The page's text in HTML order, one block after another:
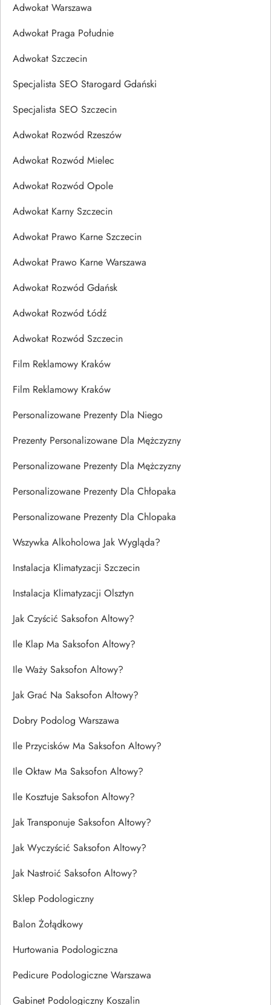
Adwokat Warszawa
Adwokat Praga Południe
Adwokat Szczecin
Specjalista SEO Starogard Gdański
Specjalista SEO Szczecin
Adwokat Rozwód Rzeszów
Adwokat Rozwód Mielec
Adwokat Rozwód Opole
Adwokat Karny Szczecin
Adwokat Prawo Karne Szczecin
Adwokat Prawo Karne Warszawa
Adwokat Rozwód Gdańsk
Adwokat Rozwód Łódź
Adwokat Rozwód Szczecin
Film Reklamowy Kraków
Film Reklamowy Kraków
Personalizowane Prezenty Dla Niego
Prezenty Personalizowane Dla Mężczyzny
Personalizowane Prezenty Dla Mężczyzny
Personalizowane Prezenty Dla Chłopaka
Personalizowane Prezenty Dla Chlopaka
Wszywka Alkoholowa Jak Wygląda?
Instalacja Klimatyzacji Szczecin
Instalacja Klimatyzacji Olsztyn
Jak Czyścić Saksofon Altowy?
Ile Klap Ma Saksofon Altowy?
Ile Waży Saksofon Altowy?
Jak Grać Na Saksofon Altowy?
Dobry Podolog Warszawa
Ile Przycisków Ma Saksofon Altowy?
Ile Oktaw Ma Saksofon Altowy?
Ile Kosztuje Saksofon Altowy?
Jak Transponuje Saksofon Altowy?
Jak Wyczyścić Saksofon Altowy?
Jak Nastroić Saksofon Altowy?
Sklep Podologiczny
Balon Żołądkowy
Hurtowania Podologiczna
Pedicure Podologiczne Warszawa
Gabinet Podologiczny Koszalin